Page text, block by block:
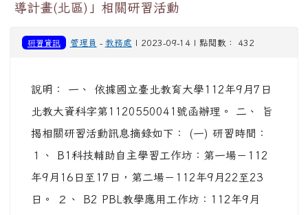
導計畫(北區)」相關研習活動
研習資訊 管理員 - 教務處 | 2023-09-14 | 點閱數： 432
說明： 一、 依據國立臺北教育大學112年9月7日
北教大資科字第1120550041號函辦理。 二、 旨
揭相關研習活動訊息摘錄如下： (一) 研習時間：
１、 B1科技輔助自主學習工作坊：第一場－112
年9月16日至17日，第二場－112年9月22至23
日。 ２、 B2 PBL教學應用工作坊：112年9月